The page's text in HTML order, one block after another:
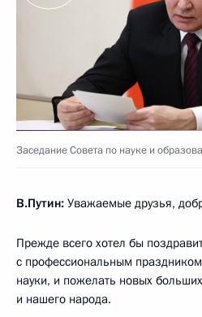
Заседание Совета по науке и
В.Путин: Уважаемые друзья,
Прежде всего хотел бы
с профессиональным
науки, и пожелать новых
и нашего народа.